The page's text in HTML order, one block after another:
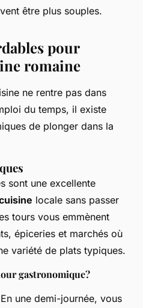
être plus souples.
pour
romaine
ne rentre pas dans
du temps, il existe
de plonger dans la
sont une excellente
locale sans passer
tours vous emmènent
épiceries et marchés où
variété de plats typiques.
gastronomique?
une demi-journée, vous